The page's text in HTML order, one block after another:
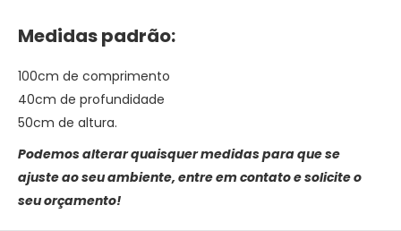
Medidas padrão:
100cm de comprimento
40cm de profundidade
50cm de altura.
Podemos alterar quaisquer medidas para que se
ajuste ao seu ambiente, entre em contato e solicite o
seu orçamento!